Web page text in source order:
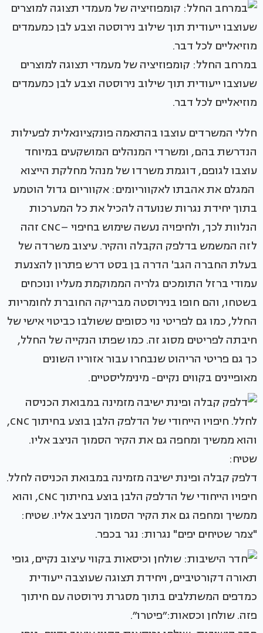
במרחב החלל: קומפוזיציה של מעמדי תצוגה למוצרים
שעוצבו ייעודית תוך שילוב נירוסטה וצבע לבן כמעמדים
מוזיאליים לכל דבר.
חללי המשרדים עוצבו בהתאמה פונקציונאלית לפעילות
הנדרשת בהם, ומשרדי המנהלים המושקעים במיוחד
עוצבו לגופם, דוגמת משרדו של מנהל מחלקת הייצוא
המגלם את אהבתו לאקווריומים: אקווריום גדול הוטמע
בתוך יחידת נגרות שנועדה להכיל את כל המערכות
הנלוות לכך, ולחיפויה נעשה שימוש בחיפוי –CNC זהה
לזה המשמש בדלפק הקבלה והקיר. עיצוב משרדה של
בעלת החברה הגב' הדרה בן בסט דרש פתרון להצנעת
עמודי ברזל התומכים גלריה הממוקמת מעליו ונוכחים
בשטחו, והם חופו בנירוסטה מבריקה החוברת לחומריות
החלל, כמו גם לפריטי נוי כסופים ששולבו כביטוי אישי של
חיבתה לפריטים מסוג זה. כמו שפתו הנקייה של החלל,
כך גם פריטי הריהוט שנבחרו עבור אזוריו השונים
מאופיינים בקווים נקיים- מינימליסטיים.
דלפק קבלה ופינת ישיבה מזמינה במבואת הכניסה לחלל.
חיפויו הייחודי של הדלפק הלבן בוצע בחיתוך CNC, והוא
ממשיך ומחפה גם את הקיר הסמוך הניצב אליו. שטיח:
"צמר שטיחים יפים" נגרות: נגר בכפר.